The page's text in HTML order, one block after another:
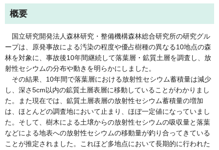
概要
国立研究開発法人森林研究・整備機構森林総合研究所の研究グル
ープは、原発事故による汚染の程度や優占樹種の異なる10地点の森
林を対象に、事故後10年間継続して落葉層・鉱質土層を調査し、放
射性セシウムの分布や動きを明らかにしました。
その結果、10年間で落葉層における放射性セシウム蓄積量は減少
し、深さ5cm以内の鉱質土層表層に移動していることがわかりまし
た。また現在では、鉱質土層表層の放射性セシウム蓄積量の増加
は、ほとんどの調査地において止まり、ほぼ一定値になっていまし
た。そして、樹木による⼟壌からの放射性セシウムの吸収量と落葉
などによる地表への放射性セシウムの移動量が釣り合ってきている
ことが推定されました。これほど多地点において長期的に行われた